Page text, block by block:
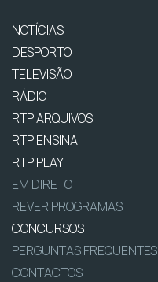
NOTÍCIAS
DESPORTO
TELEVISÃO
RÁDIO
RTP ARQUIVOS
RTP ENSINA
RTP PLAY
EM DIRETO
REVER PROGRAMAS
CONCURSOS
PERGUNTAS FREQUENTES
CONTACTOS